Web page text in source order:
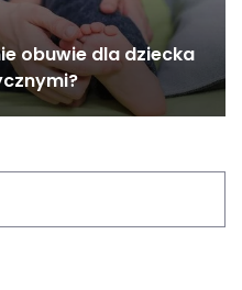
obuwie dla dziecka